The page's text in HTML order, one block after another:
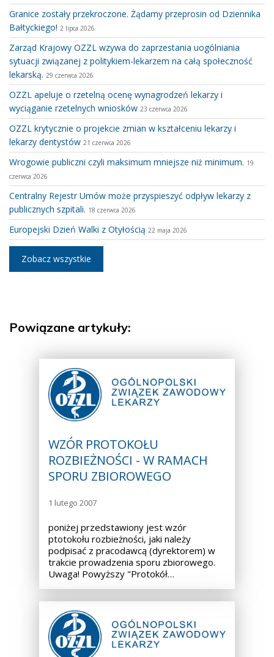
Granice zostały przekroczone. Żądamy przeprosin od Dziennika
Bałtyckiego! 2 lipca 2026
Zarząd Krajowy OZZL wzywa do zaprzestania uogólniania
sytuacji związanej z politykiem-lekarzem na całą społeczność
lekarską. 29 czerwca 2026
OZZL apeluje o rzetelną ocenę wynagrodzeń lekarzy i
wyciąganie rzetelnych wniosków 23 czerwca 2026
OZZL krytycznie o projekcie zmian w kształceniu lekarzy i
lekarzy dentystów 21 czerwca 2026
Wrogowie publiczni czyli maksimum mniejsze niż minimum. 19
czerwca 2026
Centralny Rejestr Umów może przyspieszyć odpływ lekarzy z
publicznych szpitali. 18 czerwca 2026
Europejski Dzień Walki z Otyłością 22 maja 2026
Zobacz wszystkie
Powiązane artykuły:
WZÓR PROTOKOŁU
ROZBIEŻNOŚCI - W RAMACH
SPORU ZBIOROWEGO
1 lutego 2007
poniżej przedstawiony jest wzór
ptotokołu rozbieżności, jaki należy
podpisać z pracodawcą (dyrektorem) w
trakcie prowadzenia sporu zbiorowego.
Uwaga! Powyższy "Protokół…